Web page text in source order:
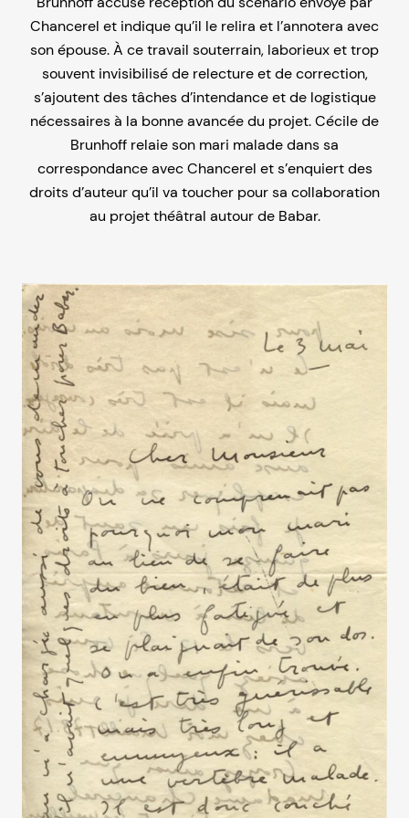
Chancerel et indique qu’il le relira et l’annotera avec
son épouse. À ce travail souterrain, laborieux et trop
souvent invisibilisé de relecture et de correction,
s’ajoutent des tâches d’intendance et de logistique
nécessaires à la bonne avancée du projet. Cécile de
Brunhoff relaie son mari malade dans sa
correspondance avec Chancerel et s’enquiert des
droits d’auteur qu’il va toucher pour sa collaboration
au projet théâtral autour de Babar.